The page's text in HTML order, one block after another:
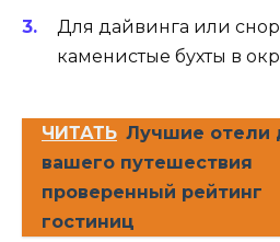
Для дайвинга или
каменистые бухты в
ЧИТАТЬ Лучшие отели
вашего путешествия
проверенный рейтинг
гостиниц